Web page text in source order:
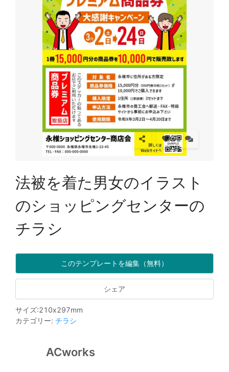
法被を着た男女のイラスト
のショッピングセンターの
チラシ
このテンプレートを編集（無料）
シェア
サイズ:210x297mm
カテゴリー: チラシ
ACworks